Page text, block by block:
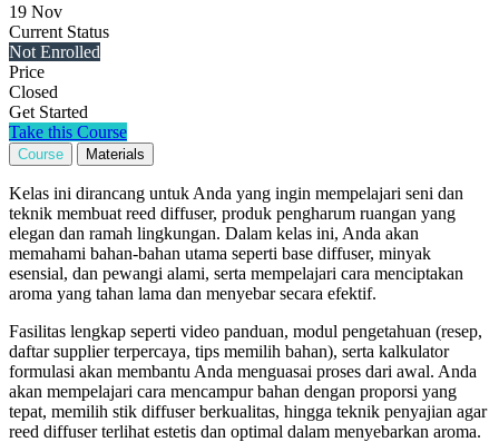
19 Nov
Current Status
Not Enrolled
Price
Closed
Get Started
Take this Course
Course Materials
Kelas ini dirancang untuk Anda yang ingin mempelajari seni dan
teknik membuat reed diffuser, produk pengharum ruangan yang
elegan dan ramah lingkungan. Dalam kelas ini, Anda akan
memahami bahan-bahan utama seperti base diffuser, minyak
esensial, dan pewangi alami, serta mempelajari cara menciptakan
aroma yang tahan lama dan menyebar secara efektif.
Fasilitas lengkap seperti video panduan, modul pengetahuan (resep,
daftar supplier terpercaya, tips memilih bahan), serta kalkulator
formulasi akan membantu Anda menguasai proses dari awal. Anda
akan mempelajari cara mencampur bahan dengan proporsi yang
tepat, memilih stik diffuser berkualitas, hingga teknik penyajian agar
reed diffuser terlihat estetis dan optimal dalam menyebarkan aroma.